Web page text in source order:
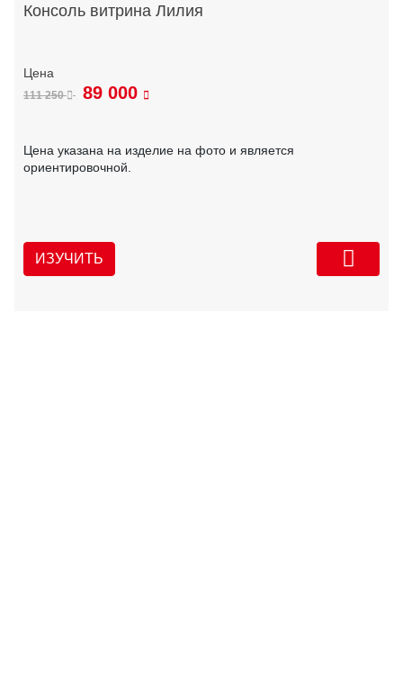
Консоль витрина Лилия
111 250 89 000
Цена указана на изделие на фото и является
ориентировочной.
ИЗУЧИТЬ